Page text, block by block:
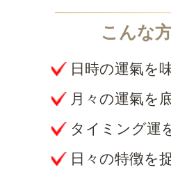
日時の運氣を
月々の運氣を
タイミング運
日々の特徴を